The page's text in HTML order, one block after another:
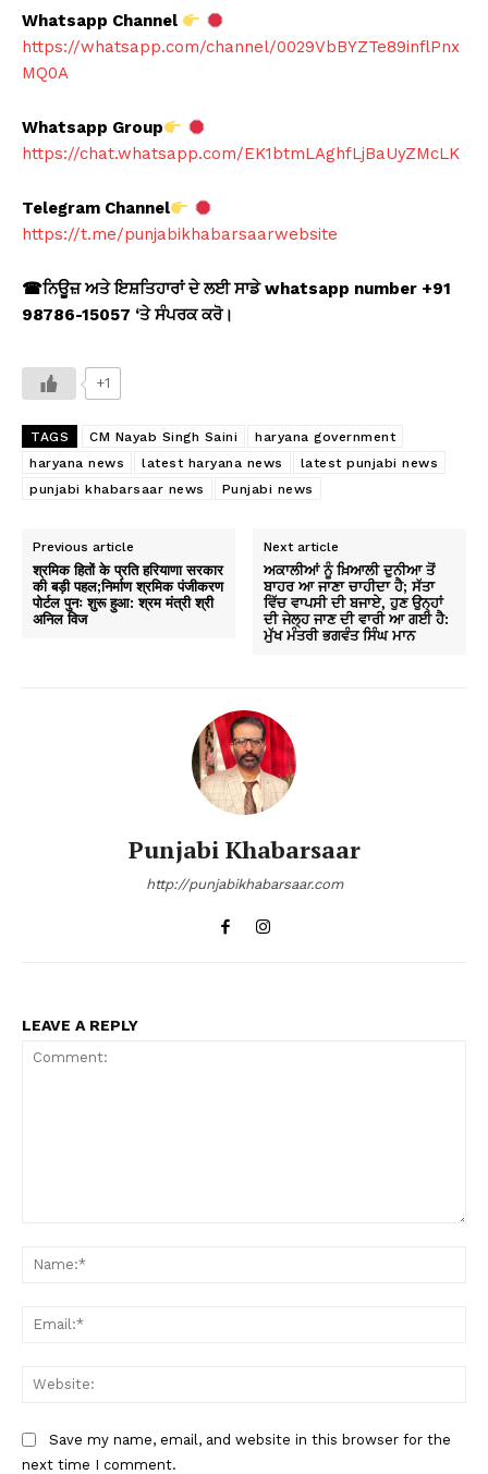
Whatsapp Channel
https://whatsapp.com/channel/0029VbBYZTe89inflPnx
MQ0A
Whatsapp Group
https://chat.whatsapp.com/EK1btmLAghfLjBaUyZMcLK
Telegram Channel
https://t.me/punjabikhabarsaarwebsite
☎ਨਿਊਜ਼ ਅਤੇ ਇਸ਼ਤਿਹਾਰਾਂ ਦੇ ਲਈ ਸਾਡੇ whatsapp number +91
98786-15057 ‘ਤੇ ਸੰਪਰਕ ਕਰੋ।
+1
TAGS CM Nayab Singh Saini
haryana government
haryana news
latest haryana news
latest punjabi news
punjabi khabarsaar news
Punjabi news
Previous article
श्रमिक हितों के प्रति हरियाणा सरकार
की बड़ी पहल;निर्माण श्रमिक पंजीकरण
पोर्टल पुनः शुरू हुआ: श्रम मंत्री श्री
अनिल विज
Next article
ਅਕਾਲੀਆਂ ਨੂੰ ਖ਼ਿਆਲੀ ਦੁਨੀਆ ਤੋਂ
ਬਾਹਰ ਆ ਜਾਣਾ ਚਾਹੀਦਾ ਹੈ; ਸੱਤਾ
ਵਿੱਚ ਵਾਪਸੀ ਦੀ ਬਜਾਏ, ਹੁਣ ਉਨ੍ਹਾਂ
ਦੀ ਜੇਲ੍ਹ ਜਾਣ ਦੀ ਵਾਰੀ ਆ ਗਈ ਹੈ:
ਮੁੱਖ ਮੰਤਰੀ ਭਗਵੰਤ ਸਿੰਘ ਮਾਨ
Punjabi Khabarsaar
http://punjabikhabarsaar.com
LEAVE A REPLY
Save my name, email, and website in this browser for the
next time I comment.